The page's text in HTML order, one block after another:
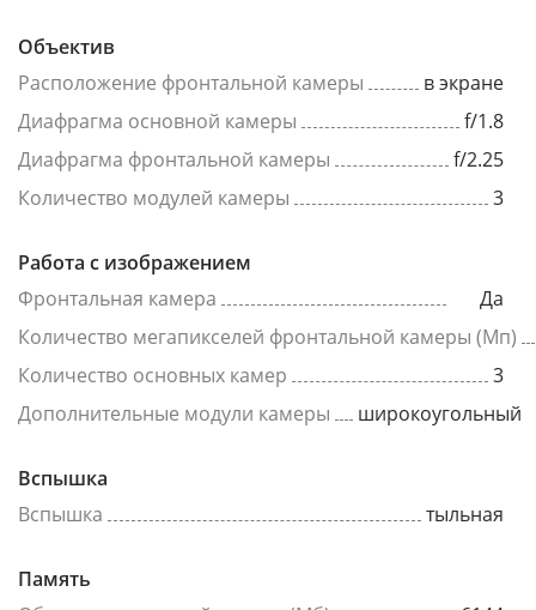
Объектив
Расположение фронтальной камеры
в экране
Диафрагма основной камеры
f/1.8
Диафрагма фронтальной камеры
f/2.25
Количество модулей камеры
3
Работа с изображением
Фронтальная камера
Да
Количество мегапикселей фронтальной камеры (Мп)
Количество основных камер
3
Дополнительные модули камеры
широкоугольный
Вспышка
Вспышка
тыльная
Память